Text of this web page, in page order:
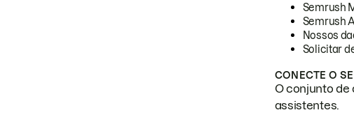
Semrush
Semrush
Nossos
Solicitar
CONECTE O
O conjunto de
assistentes.